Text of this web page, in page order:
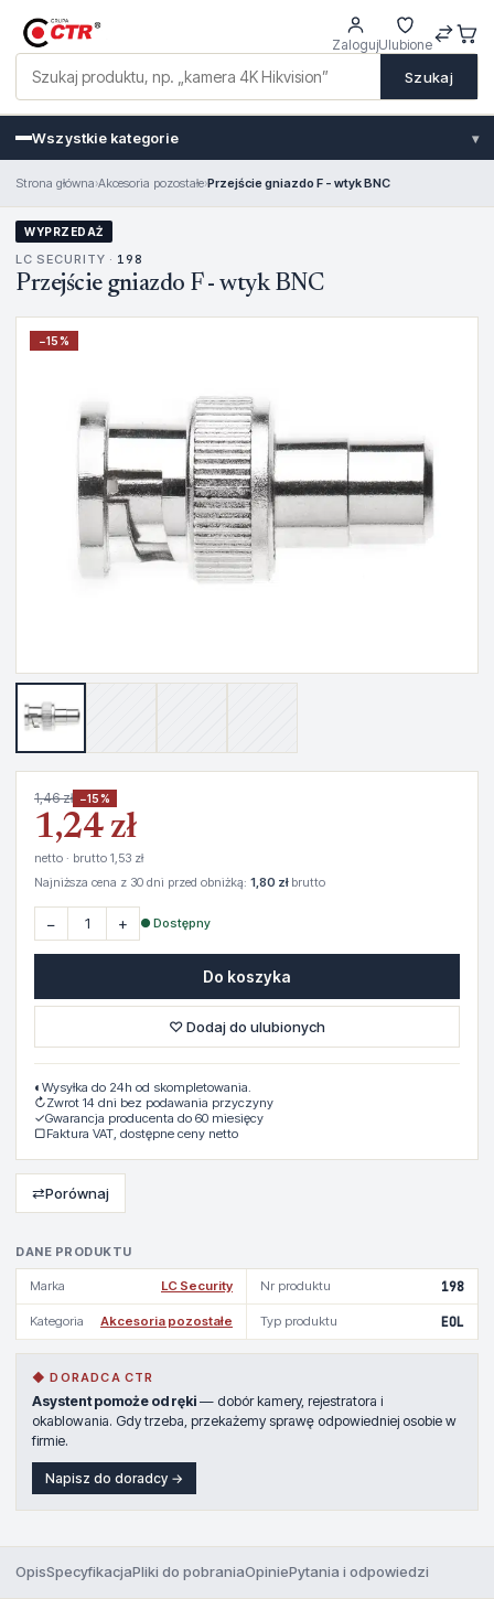
Szukaj
ZalogujUlubione
Wszystkie kategorie ▾
Strona główna›Akcesoria pozostałe›Przejście gniazdo F - wtyk BNC
WYPRZEDAŻ
LC SECURITY · 198
Przejście gniazdo F - wtyk BNC
−15%
DANE PRODUKTU
Marka LC Security Nr produktu 198
Kategoria Akcesoria pozostałe Typ produktu EOL
◆ DORADCA CTR
Asystent pomoże od ręki — dobór kamery, rejestratora i
okablowania. Gdy trzeba, przekażemy sprawę odpowiedniej osobie w
firmie.
Napisz do doradcy →
1,46 zł −15%
1,24 zł
netto · brutto 1,53 zł
Najniższa cena z 30 dni przed obniżką: 1,80 złbrutto
− + ● Dostępny
Do koszyka
♡ Dodaj do ulubionych
◐ Wysyłka do 24h od skompletowania.
↻Zwrot 14 dni bez podawania przyczyny
✓Gwarancja producenta do 60 miesięcy
▢Faktura VAT, dostępne ceny netto
⇄Porównaj
OpisSpecyfikacjaPliki do pobraniaOpiniePytania i odpowiedzi